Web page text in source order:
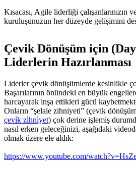
Kısacası, Agile liderliği çalışanlarınızın
kuruluşunuzun her düzeyde gelişimini
Çevik Dönüşüm için
Liderlerin Hazırlanması
Liderler çevik dönüşümlerde kesinlikle
Başarılarının önündeki en büyük
harcayarak inşa ettikleri gücü
Onların “şelale zihniyeti” (çevik
çevi̇k zi̇hni̇yet) çok derine işlemiş
nasıl erken geleceğinizi, aşağıdaki
olmak üzere ele aldık:
https://www.youtube.com/